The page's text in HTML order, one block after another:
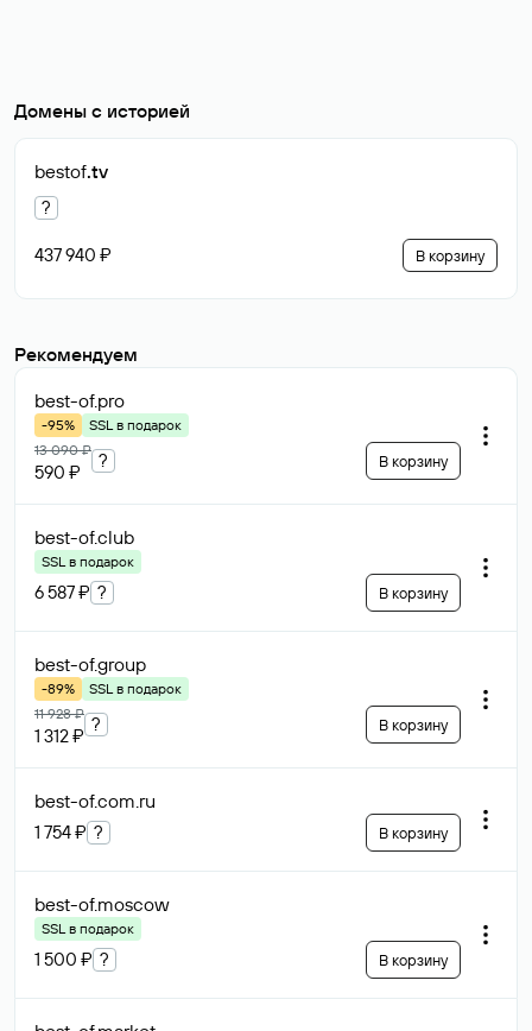
Домены с историей
bestof.tv
?
437 940 ₽ В корзину
Рекомендуем
best-of.pro
-95%
SSL в подарок
13 090 ₽
590 ₽
? В корзину
best-of.club
SSL в подарок
6 587 ₽ ? В корзину
best-of.group
-89%
SSL в подарок
11 928 ₽
1 312 ₽
? В корзину
best-of.com.ru
1 754 ₽ ? В корзину
best-of.moscow
SSL в подарок
1 500 ₽ ? В корзину